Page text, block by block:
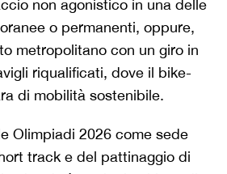
non agonistico in una delle
o permanenti, oppure,
metropolitano con un giro in
riqualificati, dove il bike-
di mobilità sostenibile.
Olimpiadi 2026 come sede
track e del pattinaggio di